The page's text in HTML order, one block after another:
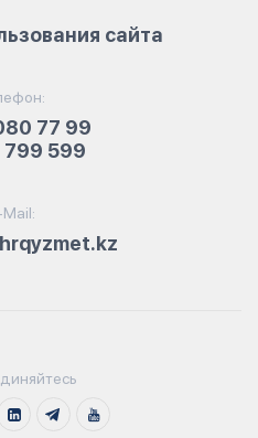
77 99
799 599
Mail:
сайта